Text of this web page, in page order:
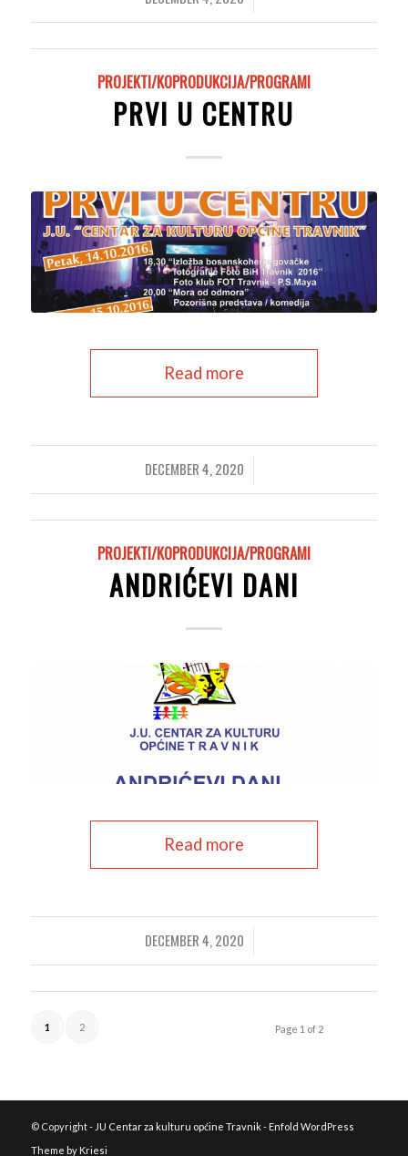
PROJEKTI/KOPRODUKCIJA/PROGRAMI
PRVI U CENTRU
Read more
DECEMBER 4, 2020
/
PROJEKTI/KOPRODUKCIJA/PROGRAMI
ANDRIĆEVI DANI
Read more
DECEMBER 4, 2020
/
Page 1 of 2
1 2
© Copyright - JU Centar za kulturu općine Travnik- Enfold WordPress
Theme by Kriesi